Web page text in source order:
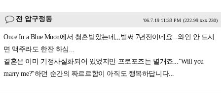
전 압구정동 '06.7.19 11:33 PM (222.99.xxx.230)
Once In a Blue Moon에서 청혼받았는데,,,벌써 7년전이네요...와인 안 드시
면 맥주라도 한잔 하심...
결혼은 이미 기정사실화되어 있었지만 프로포즈는 별개죠..."Will you
marry me?"하던 순간의 짜르르함이 아직도 행복하답니다...